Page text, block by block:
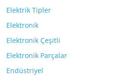
Elektrik Tipler
Elektronik
Elektronik Çeşitli
Elektronik Parçalar
Endüstriyel